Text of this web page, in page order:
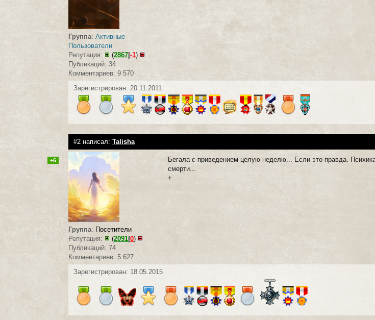
Группа:Активные
Пользователи
Репутация:
(2867 |-1)
Публикаций: 34
Комментариев: 9 570
Зарегистрирован: 20.11.2011
#2 написал:Talisha
+6
Группа: Посетители
Репутация:
(2091 |0)
Публикаций: 74
Комментариев: 5 627
Бегала с приведением целую неделю... Если это правда.
смерти...
+
Зарегистрирован: 18.05.2015